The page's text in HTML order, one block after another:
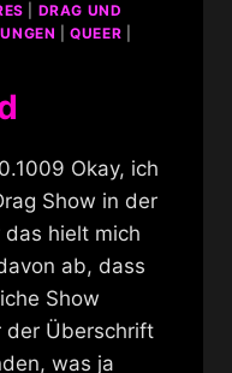
DRAG UND
|QUEER
Okay, ich
Show in der
das hielt mich
ab, dass
Show
der Überschrift
was ja